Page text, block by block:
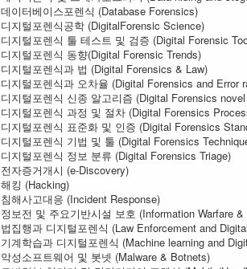
데이터베이스포렌식 (Database Forensics)
디지털포렌식공학 (DigitalForensic Science)
디지털포렌식 툴 테스트 및 검증 (Digital Forensic
디지털포렌식 동향(Digital Forensic Trends)
디지털포렌식과 법 (Digital Forensics & Law)
디지털포렌식과 오차율 (Digital Forensics and Error
디지털포렌식 신종 알고리즘 (Digital Forensics
디지털포렌식 과정 및 절차 (Digital Forensics
디지털포렌식 표준화 및 인증 (Digital Forensics
디지털포렌식 기법 및 툴 (Digital Forensics
디지털포렌식 정보 분류 (Digital Forensics Triage)
전자증거개시 (e-Discovery)
해킹 (Hacking)
침해사고대응 (Incident Response)
정보전 및 주요기반시설 보호 (Information Warfare
법집행과 디지털포렌식 (Law Enforcement and
기계학습과 디지털포렌식 (Machine learning and
악성소프트웨어 및 봇넷 (Malware & Botnets)